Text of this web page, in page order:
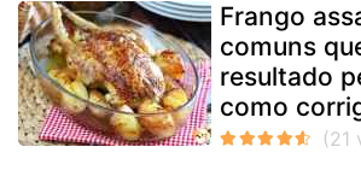
Frango
comuns
resultado
como